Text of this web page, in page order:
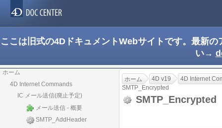
ここは旧式の4DドキュメントWebサイトです。最新
い→
ホーム
4D Internet Commands
IC メール送信(廃止予定)
メール送信 - 概要
SMTP_AddHeader
ホーム 4D v19
4D Internet
SMTP_Encrypted
SMTP_Encrypted